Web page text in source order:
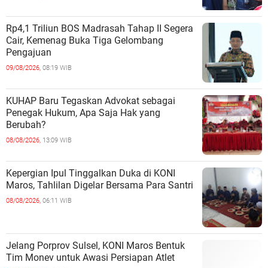
Rp4,1 Triliun BOS Madrasah Tahap II Segera
Cair, Kemenag Buka Tiga Gelombang
Pengajuan
09/08/2026, 08:19 WIB
KUHAP Baru Tegaskan Advokat sebagai
Penegak Hukum, Apa Saja Hak yang
Berubah?
08/08/2026, 13:09 WIB
Kepergian Ipul Tinggalkan Duka di KONI
Maros, Tahlilan Digelar Bersama Para Santri
08/08/2026, 06:11 WIB
Jelang Porprov Sulsel, KONI Maros Bentuk
Tim Monev untuk Awasi Persiapan Atlet